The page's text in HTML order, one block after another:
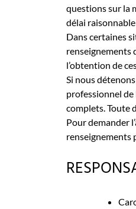
questions sur la
délai
Dans certaines
renseignements
l’obtention de
Si nous
professionnel de
complets. Toute
Pour demander
renseignements